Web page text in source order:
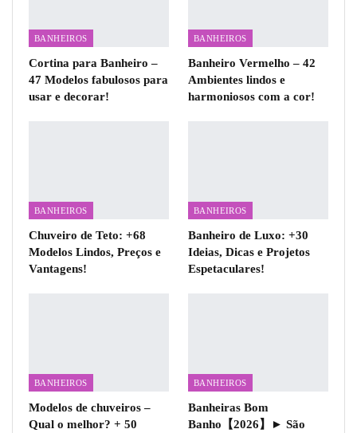
BANHEIROS
Cortina para Banheiro –
47 Modelos fabulosos para
usar e decorar!
BANHEIROS
Banheiro Vermelho – 42
Ambientes lindos e
harmoniosos com a cor!
BANHEIROS
Chuveiro de Teto: +68
Modelos Lindos, Preços e
Vantagens!
BANHEIROS
Banheiro de Luxo: +30
Ideias, Dicas e Projetos
Espetaculares!
BANHEIROS
Modelos de chuveiros –
Qual o melhor? + 50
BANHEIROS
Banheiras Bom
Banho【2026】► São